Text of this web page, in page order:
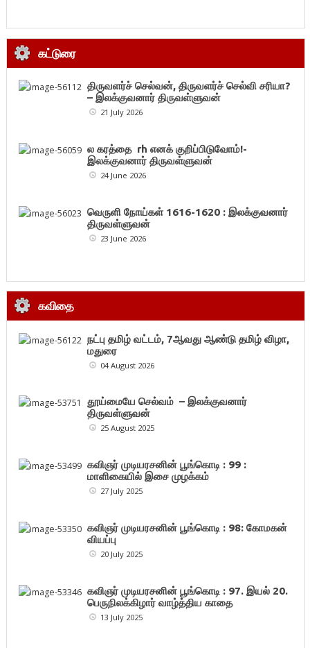
கட்டுரை
திருவளர்ச் செல்வன், திருவளர்ச் செல்வி சரியா?
– இலக்குவனார் திருவள்ளுவன்
21 July 2026
ல கரத்தை rh எனக் குறிப்பிடுவோம்!-
இலக்குவனார் திருவள்ளுவன்
24 June 2026
வெருளி நோய்கள் 1616-1620 : இலக்குவனார்
திருவள்ளுவன்
23 June 2026
கவிதை
நட்பு தமிழ் வட்டம், 7ஆவது ஆண்டு தமிழ் விழா,
மதுரை
04 August 2026
தூய்மையே செல்வம் – இலக்குவனார்
திருவள்ளுவன்
25 August 2025
கவிஞர் முடியரசனின் பூங்கொடி : 99 :
மாளிகையில் இசை முழக்கம்
27 July 2025
கவிஞர் முடியரசனின் பூங்கொடி : 98: கோமகன்
வியப்பு
20 July 2025
கவிஞர் முடியரசனின் பூங்கொடி : 97. இயல் 20.
பெருநிலக்கிழார் வாழ்த்திய காதை
13 July 2025